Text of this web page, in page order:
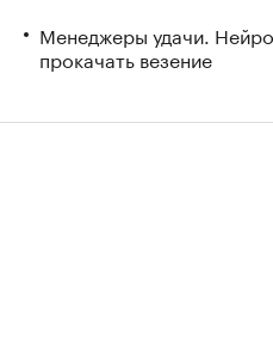
Менеджеры удачи.
прокачать везение